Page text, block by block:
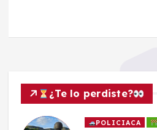
¿Te lo perdiste?
POLICIACA